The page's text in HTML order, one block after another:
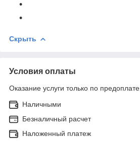
Скрыть
Условия оплаты
Оказание услуги только по предоплате.
Наличными
Безналичный расчет
Наложенный платеж